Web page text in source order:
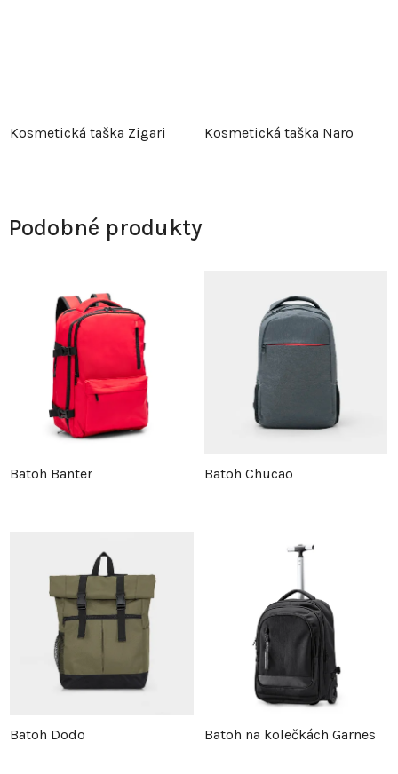
Kosmetická taška Zigari Kosmetická taška Naro
Podobné produkty
Batoh Banter Batoh Chucao
Batoh Dodo Batoh na kolečkách Garnes